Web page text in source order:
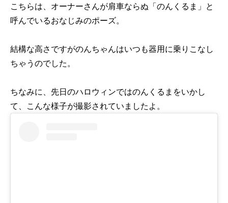
こちらは、オーナーさんが肩車ならぬ「のんくるま」と
呼んでいるおなじみのポーズ。
結構な高さですがのんちゃんはいつも器用に乗りこなし
ちゃうのでした。
ちなみに、先日のハロウィンではのんくるまをいかし
て、こんな様子が撮影されていましたよ。